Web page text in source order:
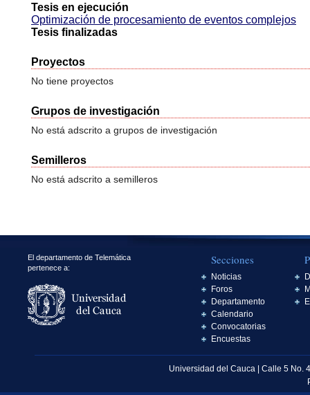
Tesis en ejecución
Optimización de procesamiento de eventos complejos
Tesis finalizadas
Proyectos
No tiene proyectos
Grupos de investigación
No está adscrito a grupos de investigación
Semilleros
No está adscrito a semilleros
El departamento de Telemática
pertenece a:
Secciones
Noticias
Foros
Departamento
Calendario
Convocatorias
Encuestas
Universidad del Cauca | Calle 5 No.